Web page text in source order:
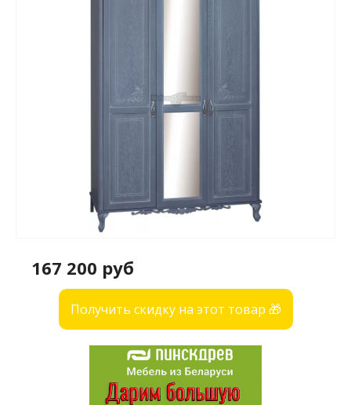
167 200 руб
Получить скидку на этот товар 🎁